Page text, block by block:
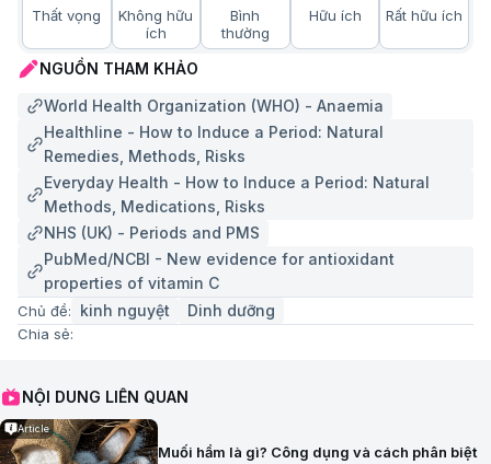
Thất vọng
Không hữu
ích
Bình
thường
Hữu ích Rất hữu ích
NGUỒN THAM KHẢO
World Health Organization (WHO) - Anaemia
Healthline - How to Induce a Period: Natural
Remedies, Methods, Risks
Everyday Health - How to Induce a Period: Natural
Methods, Medications, Risks
NHS (UK) - Periods and PMS
PubMed/NCBI - New evidence for antioxidant
properties of vitamin C
Chủ đề: kinh nguyệt Dinh dưỡng
Chia sẻ:
NỘI DUNG LIÊN QUAN
Article
Muối hầm là gì? Công dụng và cách phân biệt